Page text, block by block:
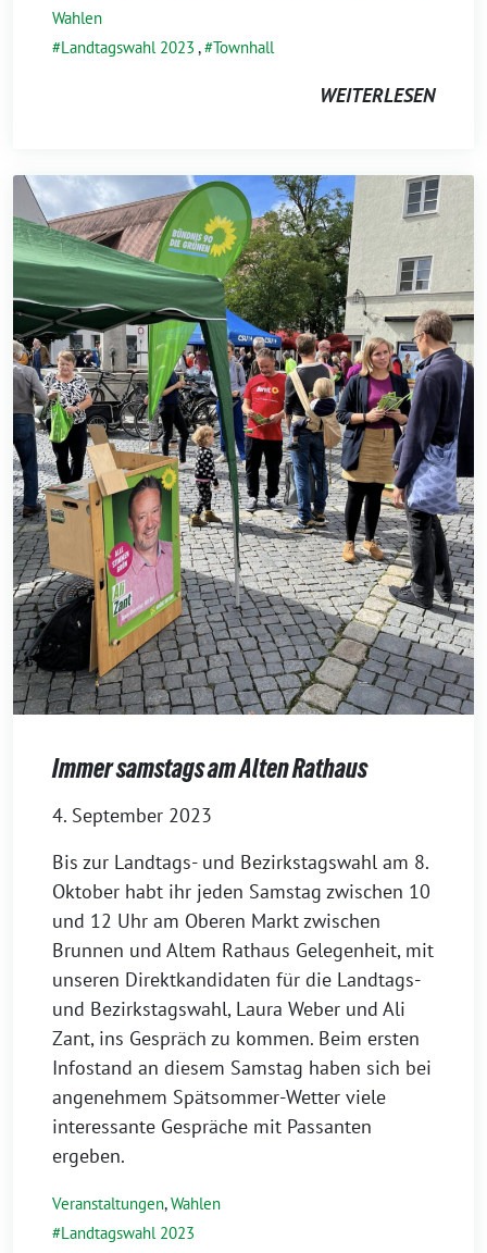
Wahlen
Landtagswahl 2023 , Townhall
WEITERLESEN
Immer samstags am Alten Rathaus
4. September 2023
Bis zur Landtags- und Bezirkstagswahl am 8.
Oktober habt ihr jeden Samstag zwischen 10
und 12 Uhr am Oberen Markt zwischen
Brunnen und Altem Rathaus Gelegenheit, mit
unseren Direktkandidaten für die Landtags-
und Bezirkstagswahl, Laura Weber und Ali
Zant, ins Gespräch zu kommen. Beim ersten
Infostand an diesem Samstag haben sich bei
angenehmem Spätsommer-Wetter viele
interessante Gespräche mit Passanten
ergeben.
Veranstaltungen,Wahlen
Landtagswahl 2023